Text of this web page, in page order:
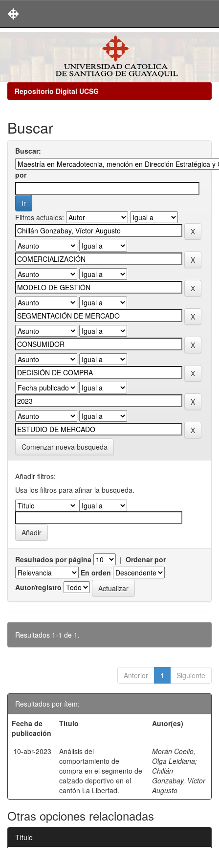
Repositorio Digital UCSG
Buscar
Buscar:
por
Filtros actuales:
Comenzar nueva busqueda
Añadir filtros:
Usa los filtros para afinar la busqueda.
Resultados por página | Ordenar por
En orden
Autor/registro
Resultados 1-1 de 1.
Anterior 1 Siguiente
Resultados por ítem:
Fecha de
publicación
Título Autor(es)
10-abr-2023
Análisis del
comportamiento de
compra en el segmento de
calzado deportivo en el
cantón La Libertad.
Morán Coello,
Olga Leidiana;
Chillán
Gonzabay, Víctor
Augusto
Otras opciones relacionadas
Título